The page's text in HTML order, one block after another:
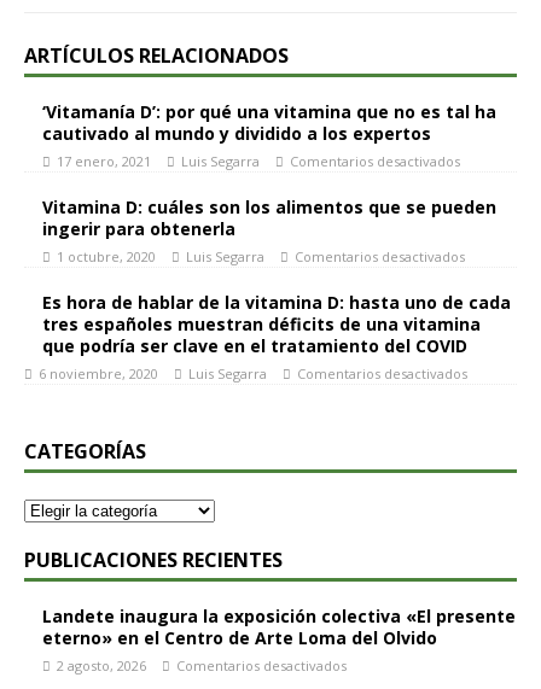
ARTÍCULOS RELACIONADOS
‘Vitamanía D’: por qué una vitamina que no es tal ha
cautivado al mundo y dividido a los expertos
17 enero, 2021 Luis Segarra Comentarios desactivados
Vitamina D: cuáles son los alimentos que se pueden
ingerir para obtenerla
1 octubre, 2020 Luis Segarra Comentarios desactivados
Es hora de hablar de la vitamina D: hasta uno de cada
tres españoles muestran déficits de una vitamina
que podría ser clave en el tratamiento del COVID
6 noviembre, 2020 Luis Segarra Comentarios desactivados
CATEGORÍAS
PUBLICACIONES RECIENTES
Landete inaugura la exposición colectiva «El presente
eterno» en el Centro de Arte Loma del Olvido
2 agosto, 2026 Comentarios desactivados